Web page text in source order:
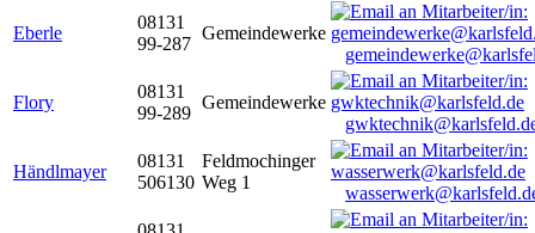
Eberle
08131
99-287
Gemeindewerke
Flory
08131
99-289
Gemeindewerke
Händlmayer
08131
506130
Feldmochinger
Weg 1